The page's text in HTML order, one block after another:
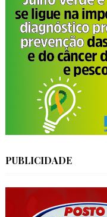
PUBLICIDADE